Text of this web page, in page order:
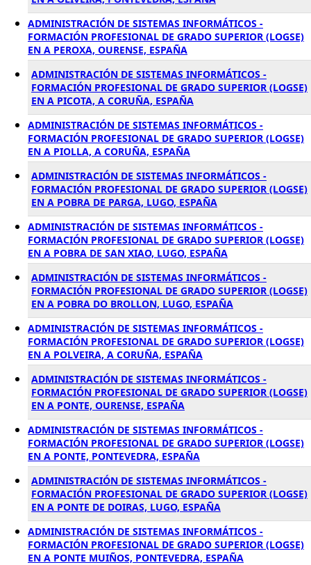
ADMINISTRACIÓN DE SISTEMAS INFORMÁTICOS -
FORMACIÓN PROFESIONAL DE GRADO SUPERIOR (LOGSE)
EN A PEROXA, OURENSE, ESPAÑA
ADMINISTRACIÓN DE SISTEMAS INFORMÁTICOS -
FORMACIÓN PROFESIONAL DE GRADO SUPERIOR (LOGSE)
EN A PICOTA, A CORUÑA, ESPAÑA
ADMINISTRACIÓN DE SISTEMAS INFORMÁTICOS -
FORMACIÓN PROFESIONAL DE GRADO SUPERIOR (LOGSE)
EN A PIOLLA, A CORUÑA, ESPAÑA
ADMINISTRACIÓN DE SISTEMAS INFORMÁTICOS -
FORMACIÓN PROFESIONAL DE GRADO SUPERIOR (LOGSE)
EN A POBRA DE PARGA, LUGO, ESPAÑA
ADMINISTRACIÓN DE SISTEMAS INFORMÁTICOS -
FORMACIÓN PROFESIONAL DE GRADO SUPERIOR (LOGSE)
EN A POBRA DE SAN XIAO, LUGO, ESPAÑA
ADMINISTRACIÓN DE SISTEMAS INFORMÁTICOS -
FORMACIÓN PROFESIONAL DE GRADO SUPERIOR (LOGSE)
EN A POBRA DO BROLLON, LUGO, ESPAÑA
ADMINISTRACIÓN DE SISTEMAS INFORMÁTICOS -
FORMACIÓN PROFESIONAL DE GRADO SUPERIOR (LOGSE)
EN A POLVEIRA, A CORUÑA, ESPAÑA
ADMINISTRACIÓN DE SISTEMAS INFORMÁTICOS -
FORMACIÓN PROFESIONAL DE GRADO SUPERIOR (LOGSE)
EN A PONTE, OURENSE, ESPAÑA
ADMINISTRACIÓN DE SISTEMAS INFORMÁTICOS -
FORMACIÓN PROFESIONAL DE GRADO SUPERIOR (LOGSE)
EN A PONTE, PONTEVEDRA, ESPAÑA
ADMINISTRACIÓN DE SISTEMAS INFORMÁTICOS -
FORMACIÓN PROFESIONAL DE GRADO SUPERIOR (LOGSE)
EN A PONTE DE DOIRAS, LUGO, ESPAÑA
ADMINISTRACIÓN DE SISTEMAS INFORMÁTICOS -
FORMACIÓN PROFESIONAL DE GRADO SUPERIOR (LOGSE)
EN A PONTE MUIÑOS, PONTEVEDRA, ESPAÑA